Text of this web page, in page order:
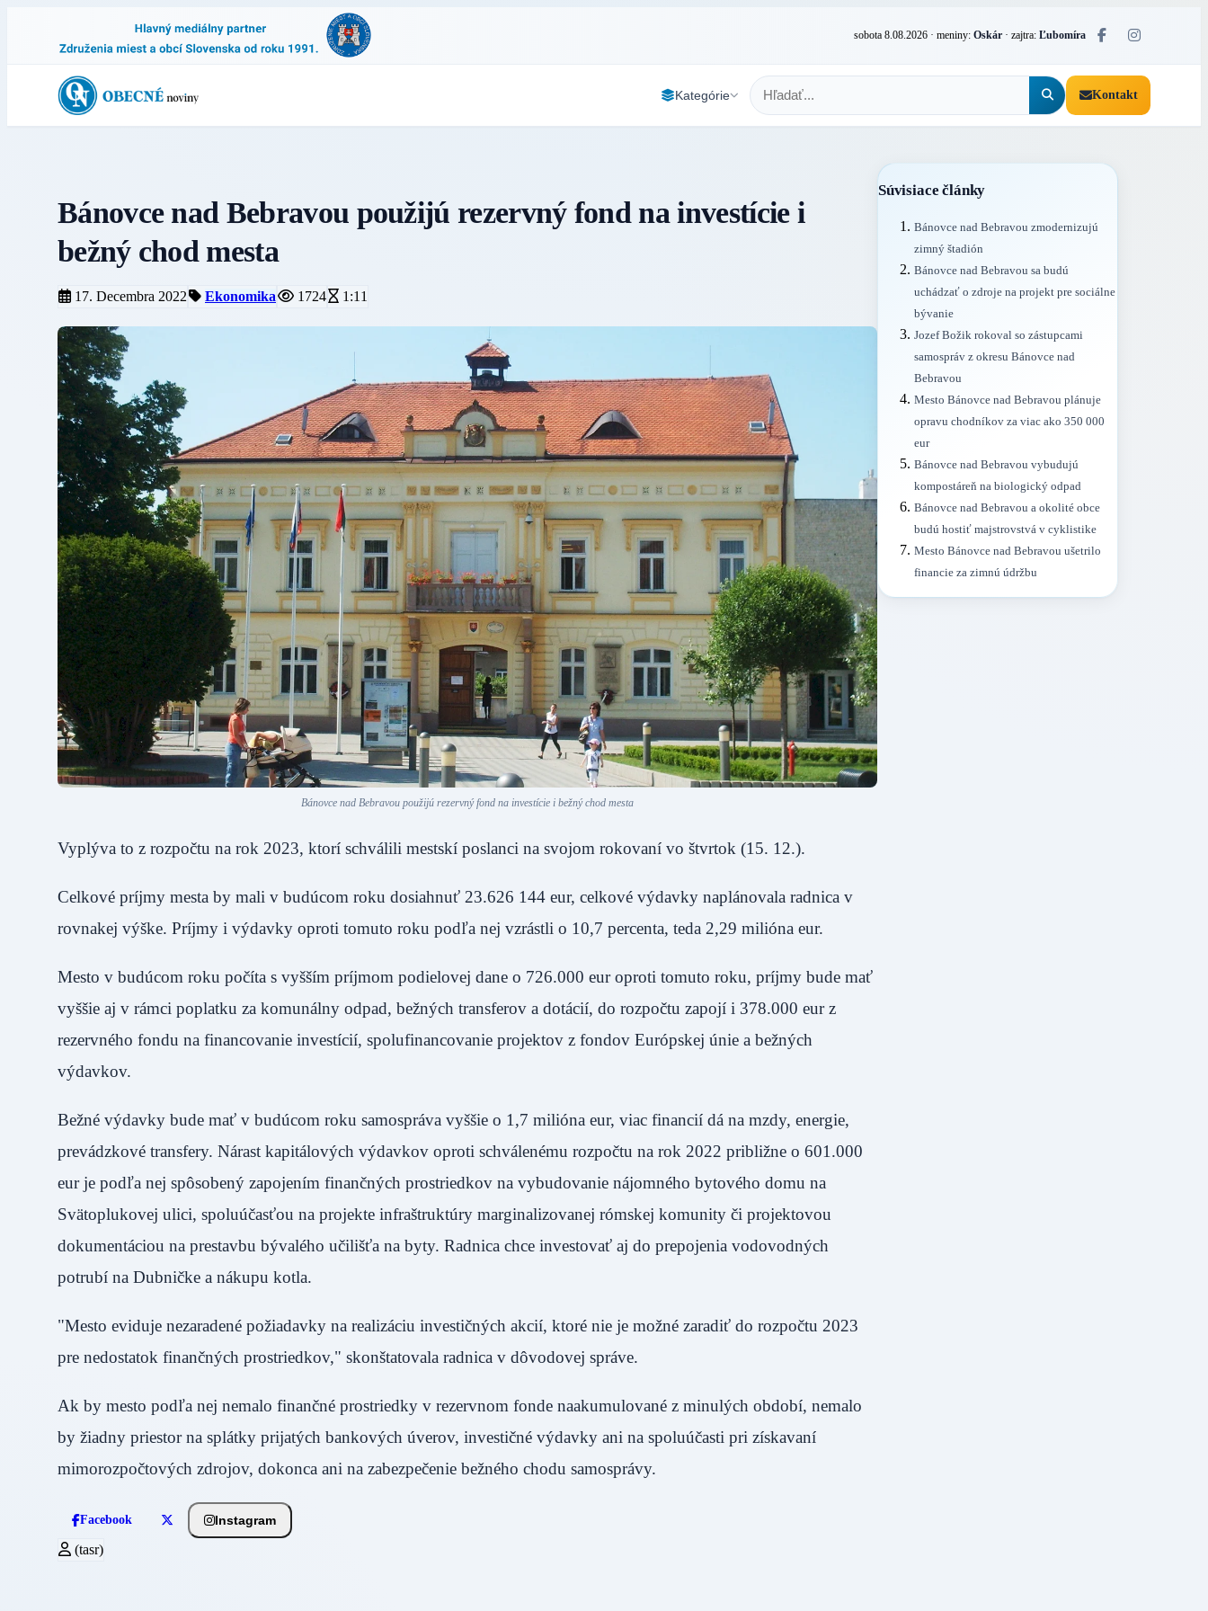
sobota 8.08.2026 · meniny: Oskár · zajtra: Ľubomíra
Kategórie Kontakt
Bánovce nad Bebravou použijú rezervný fond na investície i
bežný chod mesta
17. Decembra 2022 Ekonomika 1724 1:11
Bánovce nad Bebravou použijú rezervný fond na investície i bežný chod mesta
Vyplýva to z rozpočtu na rok 2023, ktorí schválili mestskí poslanci na svojom rokovaní vo štvrtok (15. 12.).
Celkové príjmy mesta by mali v budúcom roku dosiahnuť 23.626 144 eur, celkové výdavky naplánovala radnica v
rovnakej výške. Príjmy i výdavky oproti tomuto roku podľa nej vzrástli o 10,7 percenta, teda 2,29 milióna eur.
Mesto v budúcom roku počíta s vyšším príjmom podielovej dane o 726.000 eur oproti tomuto roku, príjmy bude mať
vyššie aj v rámci poplatku za komunálny odpad, bežných transferov a dotácií, do rozpočtu zapojí i 378.000 eur z
rezervného fondu na financovanie investícií, spolufinancovanie projektov z fondov Európskej únie a bežných
výdavkov.
Bežné výdavky bude mať v budúcom roku samospráva vyššie o 1,7 milióna eur, viac financií dá na mzdy, energie,
prevádzkové transfery. Nárast kapitálových výdavkov oproti schválenému rozpočtu na rok 2022 približne o 601.000
eur je podľa nej spôsobený zapojením finančných prostriedkov na vybudovanie nájomného bytového domu na
Svätoplukovej ulici, spoluúčasťou na projekte infraštruktúry marginalizovanej rómskej komunity či projektovou
dokumentáciou na prestavbu bývalého učilišťa na byty. Radnica chce investovať aj do prepojenia vodovodných
potrubí na Dubničke a nákupu kotla.
"Mesto eviduje nezaradené požiadavky na realizáciu investičných akcií, ktoré nie je možné zaradiť do rozpočtu 2023
pre nedostatok finančných prostriedkov," skonštatovala radnica v dôvodovej správe.
Ak by mesto podľa nej nemalo finančné prostriedky v rezervnom fonde naakumulované z minulých období, nemalo
by žiadny priestor na splátky prijatých bankových úverov, investičné výdavky ani na spoluúčasti pri získavaní
mimorozpočtových zdrojov, dokonca ani na zabezpečenie bežného chodu samosprávy.
Facebook Instagram
(tasr)
Súvisiace články
Bánovce nad Bebravou zmodernizujú
zimný štadión
Bánovce nad Bebravou sa budú
uchádzať o zdroje na projekt pre sociálne
bývanie
Jozef Božik rokoval so zástupcami
samospráv z okresu Bánovce nad
Bebravou
Mesto Bánovce nad Bebravou plánuje
opravu chodníkov za viac ako 350 000
eur
Bánovce nad Bebravou vybudujú
kompostáreň na biologický odpad
Bánovce nad Bebravou a okolité obce
budú hostiť majstrovstvá v cyklistike
Mesto Bánovce nad Bebravou ušetrilo
financie za zimnú údržbu